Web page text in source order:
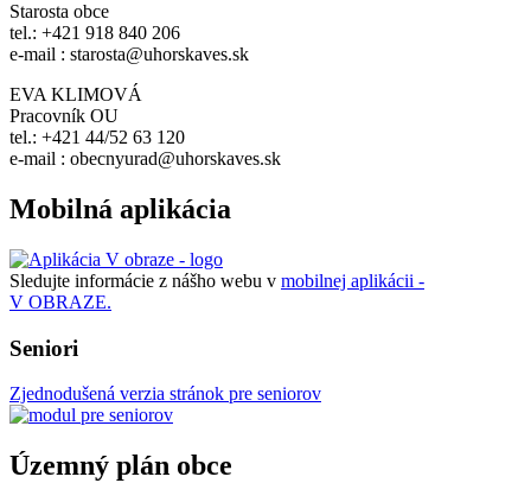
Starosta obce
tel.: +421 918 840 206
e-mail : starosta@uhorskaves.sk
EVA KLIMOVÁ
Pracovník OU
tel.: +421 44/52 63 120
e-mail : obecnyurad@uhorskaves.sk
Mobilná aplikácia
Sledujte informácie z nášho webu v mobilnej aplikácii -
V OBRAZE.
Seniori
Zjednodušená verzia stránok pre seniorov
Územný plán obce